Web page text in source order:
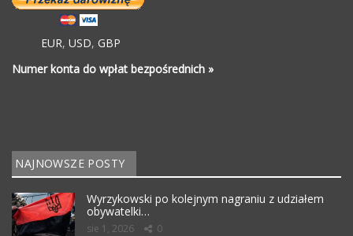
EUR, USD, GBP
Numer konta do wpłat bezpośrednich »
NAJNOWSZE POSTY
Wyrzykowski po kolejnym nagraniu z udziałem
obywatelki…
sie 1, 2026 0